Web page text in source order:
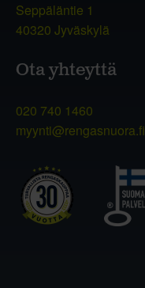
Seppäläntie 1
40320 Jyväskylä
Ota yhteyttä
020 740 1460
myynti@rengasnuora.fi